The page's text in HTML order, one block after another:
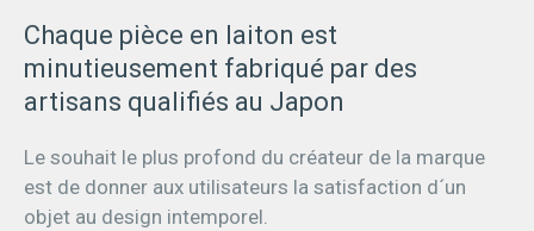
Chaque pièce en laiton est
minutieusement fabriqué par des
artisans qualifiés au Japon
Le souhait le plus profond du créateur de la marque
est de donner aux utilisateurs la satisfaction d´un
objet au design intemporel.